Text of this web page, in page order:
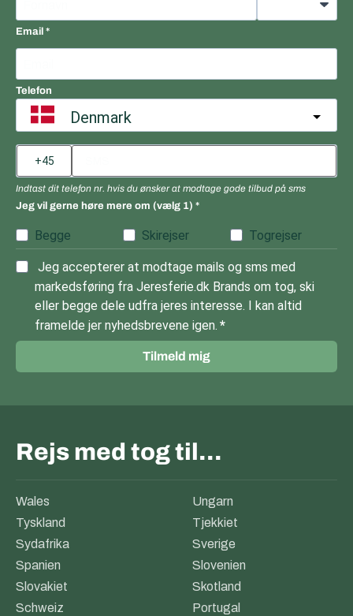
Email
Telefon
Denmark
Indtast dit telefon nr. hvis du ønsker at modtage gode tilbud på sms
Jeg vil gerne høre mere om (vælg 1)
Begge Skirejser Togrejser
Jeg accepterer at modtage mails og sms med
markedsføring fra Jeresferie.dk Brands om tog, ski
eller begge dele udfra jeres interesse. I kan altid
framelde jer nyhedsbrevene igen.
Tilmeld mig
Rejs med tog til…
Wales
Ungarn
Tyskland
Tjekkiet
Sydafrika
Sverige
Spanien
Slovenien
Slovakiet
Skotland
Schweiz
Portugal